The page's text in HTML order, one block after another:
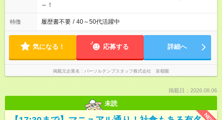
～！
特徴 履歴書不要 / 40～50代活躍中
気になる！ 応募する 詳細へ
掲載元企業名 パーソルテンプスタッフ株式会社 首都圏
掲載日：2026.08.06
未読